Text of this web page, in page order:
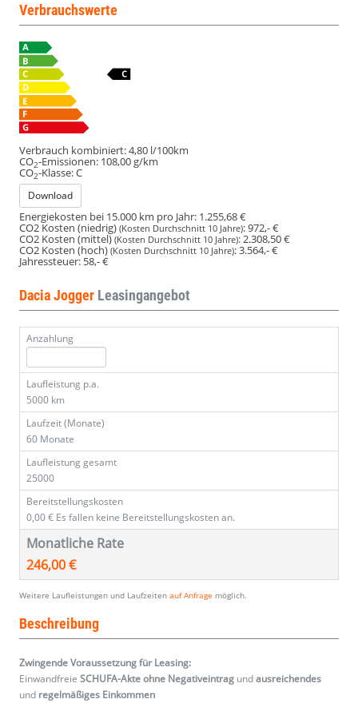
Verbrauchswerte
Verbrauch kombiniert:4,80 l/100km
CO2-Emissionen: 108,00 g/km
CO2-Klasse:C
Download
Energiekosten bei 15.000 km pro Jahr: 1.255,68 €
CO2 Kosten (niedrig) (Kosten Durchschnitt 10 Jahre):972,- €
CO2 Kosten (mittel)(Kosten Durchschnitt 10 Jahre):2.308,50 €
CO2 Kosten (hoch) (Kosten Durchschnitt 10 Jahre):3.564,- €
Jahressteuer: 58,- €
Dacia Jogger Leasingangebot
Anzahlung
Laufleistung p.a.
5000 km
Laufzeit (Monate)
60 Monate
Laufleistung gesamt
25000
Bereitstellungskosten
0,00 € Es fallen keine Bereitstellungskosten an.
Monatliche Rate
246,00 €
Weitere Laufleistungen und Laufzeiten auf Anfrage möglich.
Beschreibung
Zwingende Voraussetzung für Leasing:
Einwandfreie SCHUFA-Akte ohne Negativeintrag undausreichendes
und regelmäßiges Einkommen